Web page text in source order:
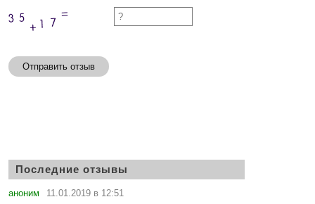
Отправить отзыв
Последние отзывы
аноним
11.01.2019 в 12:51